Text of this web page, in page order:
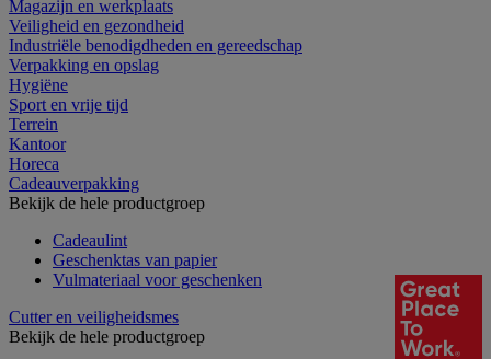
Magazijn en werkplaats
Veiligheid en gezondheid
Industriële benodigdheden en gereedschap
Verpakking en opslag
Hygiëne
Sport en vrije tijd
Terrein
Kantoor
Horeca
Cadeauverpakking
Bekijk de hele productgroep
Cadeaulint
Geschenktas van papier
Vulmateriaal voor geschenken
Cutter en veiligheidsmes
Bekijk de hele productgroep